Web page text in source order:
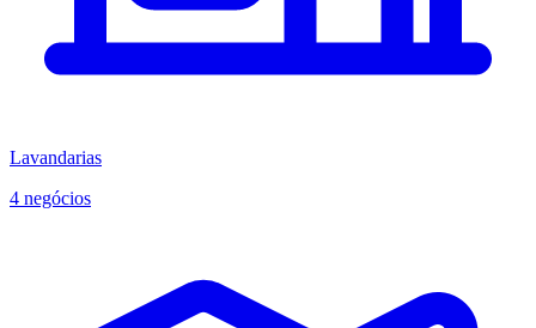
Lavandarias
4 negócios